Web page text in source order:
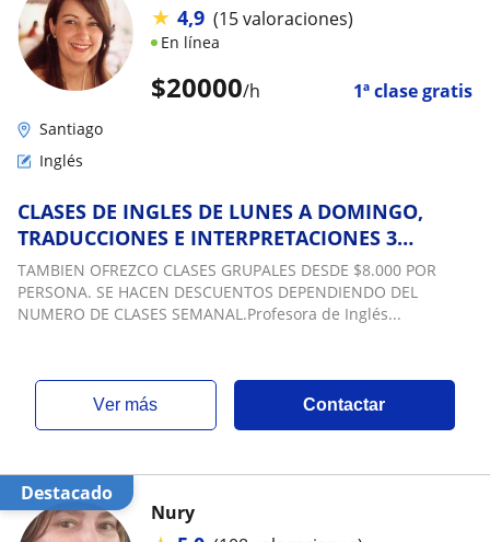
$20000/h 1ª clase gratis
★ 4,9 (15 valoraciones)
En línea
Santiago
Inglés
CLASES DE INGLES DE LUNES A DOMINGO,
TRADUCCIONES E INTERPRETACIONES 3
IDIOMAS TODOS NIVELES: INGLES DE
NEGOCIOS EN LAS CONDES, PROVIDENCIA,
MAIPU, ÑUÑOA, PUDAHUEL, VITACURA, LA
TAMBIEN OFREZCO CLASES GRUPALES DESDE $8.000 POR
PERSONA. SE HACEN DESCUENTOS DEPENDIENDO DEL
NUMERO DE CLASES SEMANAL.Profesora de Inglés...
ver más Contactar
Destacado
Nury